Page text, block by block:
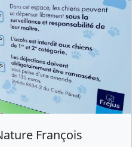
François